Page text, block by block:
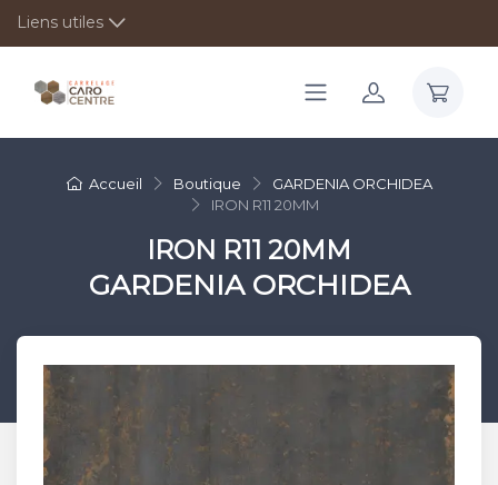
Liens utiles
Accueil Boutique
GARDENIA ORCHIDEA
IRON R11 20MM
IRON R11 20MM
GARDENIA ORCHIDEA